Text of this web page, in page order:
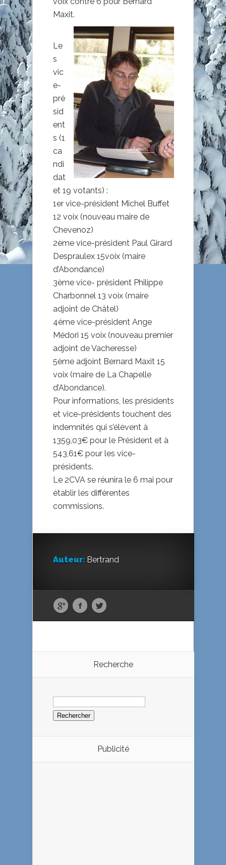
Maxit.
Le
s
vic
e-
pré
sid
ent
s (1
ca
ndi
dat
et 19 votants) :
1er vice-président Michel Buffet
12 voix (nouveau maire de
Chevenoz)
2ème vice-président Paul Girard
Despraulex 15voix (maire
d’Abondance)
3ème vice- président Philippe
Charbonnel 13 voix (maire
adjoint de Châtel)
4ème vice-président Ange
Médori 15 voix (nouveau premier
adjoint de Vacheresse)
5ème adjoint Bernard Maxit 15
voix (maire de La Chapelle
d’Abondance).
Pour informations, les présidents
et vice-présidents touchent des
indemnités qui s’élèvent à
1359,03€ pour le Président et à
543,61€ pour les vice-
présidents.
Le 2CVA se réunira le 6 mai pour
établir les différentes
commissions.
Auteur: Bertrand
Recherche
Rechercher :
Publicité